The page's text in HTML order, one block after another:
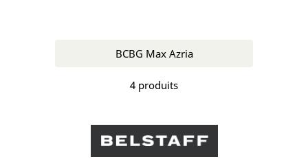
BCBG Max Azria
4 produits